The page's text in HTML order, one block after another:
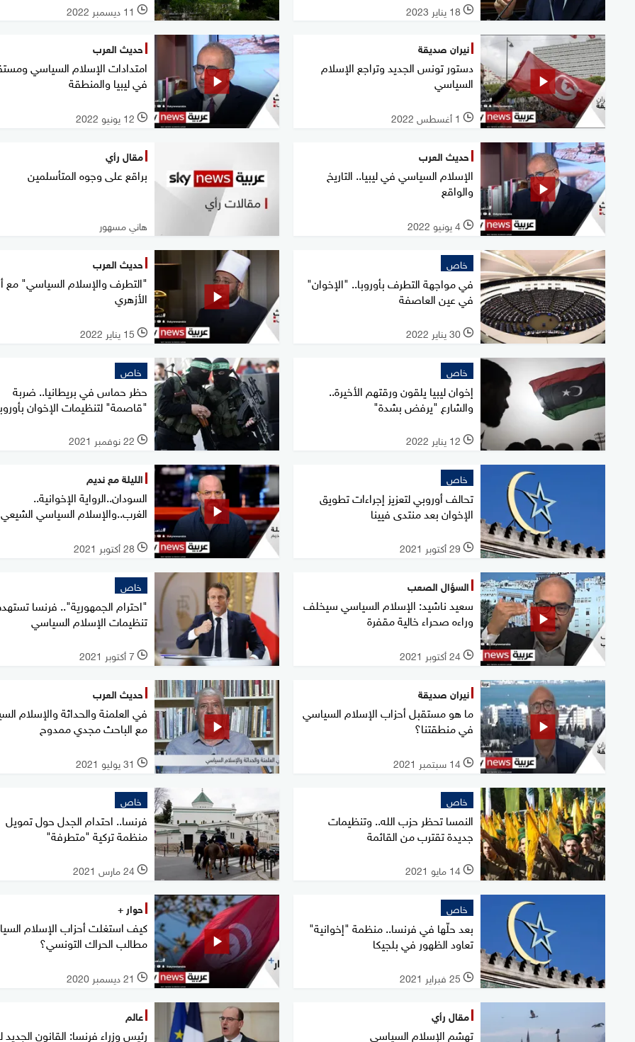
l 18 يناير 2023 l 11 ديسمبر 2022
نيران صديقة
دستور تونس الجديد وتراجع الإسلام
السياسي
l 1 أغسطس 2022
حديث العرب
امتدادات الإسلام السياسي
في ليبيا والمنطقة
l 12 يونيو 2022
حديث العرب
الإسلام السياسي في ليبيا.. التاريخ
والواقع
l 4 يونيو 2022
مقال رأي
براقع على وجوه المتأسلمين
هاني مسهور
خاص
في مواجهة التطرف بأوروبا.. "الإخوان"
في عين العاصفة
l 30 يناير 2022
حديث العرب
"التطرف والإسلام السياسي" مع
الأزهري
l 15 يناير 2022
خاص
إخوان ليبيا يلقون ورقتهم الأخيرة..
والشارع "يرفض بشدة"
l 12 يناير 2022
خاص
حظر حماس في بريطانيا.. ضربة
"قاصمة" لتنظيمات الإخوان
l 22 نوفمبر 2021
خاص
تحالف أوروبي لتعزيز إجراءات تطويق
الإخوان بعد منتدى فيينا
l 29 أكتوبر 2021
الليلة مع نديم
السودان..الرواية الإخوانية..
الغرب..والإسلام السياسي الشيعي
l 28 أكتوبر 2021
السؤال الصعب
سعيد ناشيد: الإسلام السياسي سيخلف
وراءه صحراء خالية مقفرة
l 24 أكتوبر 2021
خاص
"احترام الجمهورية".. فرنسا
تنظيمات الإسلام السياسي
l 7 أكتوبر 2021
نيران صديقة
ما هو مستقبل أحزاب الإسلام السياسي
في منطقتنا؟
l 14 سبتمبر 2021
حديث العرب
في العلمنة والحداثة والإسلام
مع الباحث مجدي ممدوح
l 31 يوليو 2021
خاص
النمسا تحظر حزب الله.. وتنظيمات
جديدة تقترب من القائمة
l 14 مايو 2021
خاص
فرنسا.. احتدام الجدل حول تمويل
منظمة تركية "متطرفة"
l 24 مارس 2021
خاص
بعد حلّها في فرنسا.. منظمة "إخوانية"
تعاود الظهور في بلجيكا
l 25 فبراير 2021
حوار +
كيف استغلت أحزاب الإسلام
مطالب الحراك التونسي؟
l 21 ديسمبر 2020
مقال رأي
تهشم الإسلام السياسي
عالم
رئيس وزراء فرنسا: القانون